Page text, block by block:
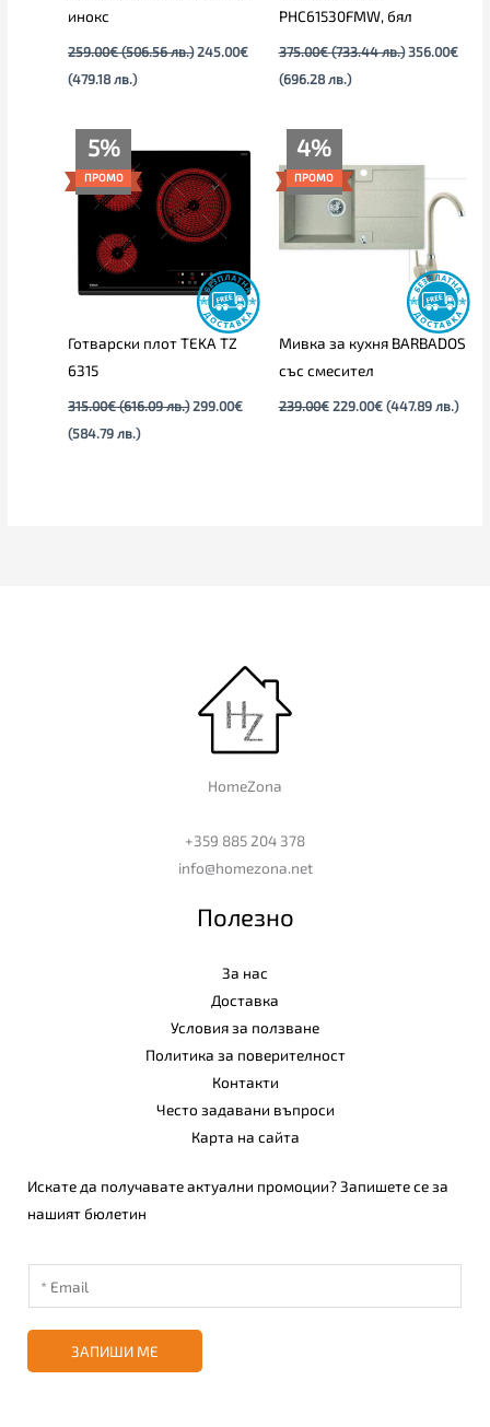
инокс
259.00€ (506.56 лв.) 245.00€
(479.18 лв.)
PHC61530FMW, бял
375.00€ (733.44 лв.) 356.00€
(696.28 лв.)
5%
ПРОМО
Готварски плот TEKA TZ
6315
315.00€ (616.09 лв.)
price
was:
315.00€
(616.09
лв.).
299.00€
(584.79 лв.)
цена
е:
299.00€
(584.79
лв.).
4%
ПРОМО
Мивка за кухня BARBADOS
със смесител
239.00€
price
was:
239.00€.
229.00€
е:
(447.89 лв.)
HomeZona
+359 885 204 378
info@homezona.net
Полезно
За нас
Доставка
Условия за ползване
Политика за поверителност
Контакти
Често задавани въпроси
Карта на сайта
Искате да получавате актуални промоции? Запишете се за
нашият бюлетин
ЗАПИШИ МЕ